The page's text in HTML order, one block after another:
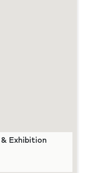
Exhibition